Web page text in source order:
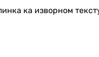
ка изворном